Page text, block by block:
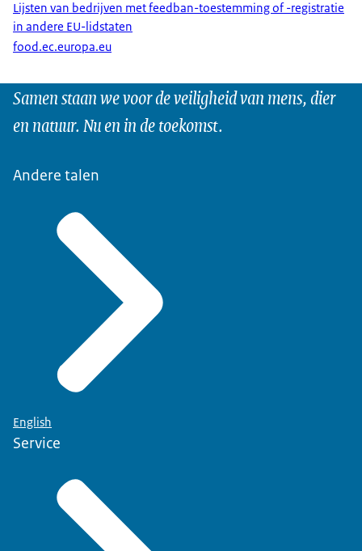
Lijsten van bedrijven met feedban-toestemming of -registratie
in andere EU-lidstaten
food.ec.europa.eu
Samen staan we voor de veiligheid van mens, dier
en natuur. Nu en in de toekomst.
Andere talen
English
Service